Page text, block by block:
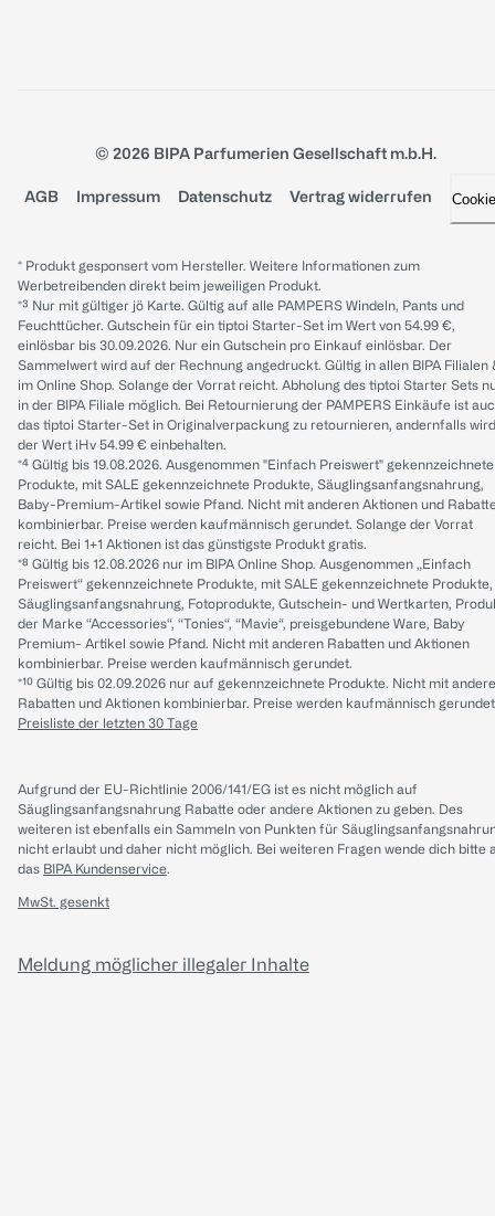
© 2026 BIPA Parfumerien Gesellschaft m.b.H.
AGB Impressum Datenschutz Vertrag widerrufen
* Produkt gesponsert vom Hersteller. Weitere Informationen zum
Werbetreibenden direkt beim jeweiligen Produkt.
*³ Nur mit gültiger jö Karte. Gültig auf alle PAMPERS Windeln, Pants und
Feuchttücher. Gutschein für ein tiptoi Starter-Set im Wert von 54.99 €,
einlösbar bis 30.09.2026. Nur ein Gutschein pro Einkauf einlösbar. Der
Sammelwert wird auf der Rechnung angedruckt. Gültig in allen BIPA Filialen
im Online Shop. Solange der Vorrat reicht. Abholung des tiptoi Starter Sets
in der BIPA Filiale möglich. Bei Retournierung der PAMPERS Einkäufe ist
das tiptoi Starter-Set in Originalverpackung zu retournieren, andernfalls wird
der Wert iHv 54.99 € einbehalten.
*⁴ Gültig bis 19.08.2026. Ausgenommen "Einfach Preiswert" gekennzeichnete
Produkte, mit SALE gekennzeichnete Produkte, Säuglingsanfangsnahrung,
Baby-Premium-Artikel sowie Pfand. Nicht mit anderen Aktionen und
kombinierbar. Preise werden kaufmännisch gerundet. Solange der Vorrat
reicht. Bei 1+1 Aktionen ist das günstigste Produkt gratis.
*⁸ Gültig bis 12.08.2026 nur im BIPA Online Shop. Ausgenommen „Einfach
Preiswert“ gekennzeichnete Produkte, mit SALE gekennzeichnete Produkte,
Säuglingsanfangsnahrung, Fotoprodukte, Gutschein- und Wertkarten,
der Marke “Accessories“, “Tonies“, “Mavie“, preisgebundene Ware, Baby
Premium- Artikel sowie Pfand. Nicht mit anderen Rabatten und Aktionen
kombinierbar. Preise werden kaufmännisch gerundet.
*¹⁰ Gültig bis 02.09.2026 nur auf gekennzeichnete Produkte. Nicht mit
Rabatten und Aktionen kombinierbar. Preise werden kaufmännisch
Preisliste der letzten 30 Tage
Aufgrund der EU-Richtlinie 2006/141/EG ist es nicht möglich auf
Säuglingsanfangsnahrung Rabatte oder andere Aktionen zu geben. Des
weiteren ist ebenfalls ein Sammeln von Punkten für
nicht erlaubt und daher nicht möglich. Bei weiteren Fragen wende dich bitte
das BIPA Kundenservice.
MwSt. gesenkt
Meldung möglicher illegaler Inhalte